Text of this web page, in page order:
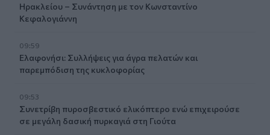
Ηρακλείου – Συνάντηση με τον Κωνσταντίνο
Κεφαλογιάννη
09:59
Ελαφονήσι: Συλλήψεις για άγρα πελατών και
παρεμπόδιση της κυκλοφορίας
09:53
Συνετρίβη πυροσβεστικό ελικόπτερο ενώ επιχειρούσε
σε μεγάλη δασική πυρκαγιά στη Γιούτα